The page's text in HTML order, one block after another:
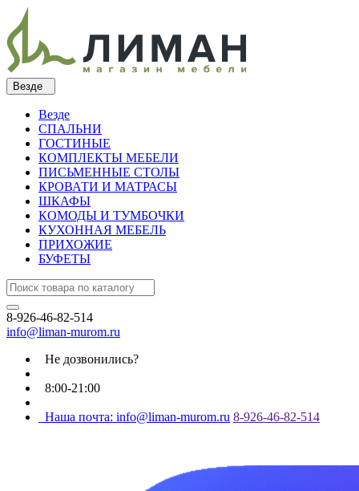
Везде
Везде
СПАЛЬНИ
ГОСТИНЫЕ
КОМПЛЕКТЫ МЕБЕЛИ
ПИСЬМЕННЫЕ СТОЛЫ
КРОВАТИ И МАТРАСЫ
ШКАФЫ
КОМОДЫ И ТУМБОЧКИ
КУХОННАЯ МЕБЕЛЬ
ПРИХОЖИЕ
БУФЕТЫ
8-926-46-82-514
info@liman-murom.ru
Не дозвонились?
8:00-21:00
Наша почта: info@liman-murom.ru 8-926-46-82-514